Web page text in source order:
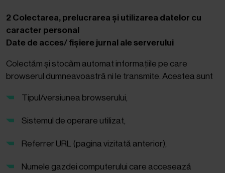
2Colectarea, prelucrarea și utilizarea datelor cu
caracter personal
Date de acces/ fișiere jurnal ale serverului
Colectăm și stocăm automat informațiile pe care
browserul dumneavoastră ni le transmite. Acestea sunt
Tipul/versiunea browserului,
Sistemul de operare utilizat,
Referrer URL (pagina vizitată anterior),
Numele gazdei computerului care accesează